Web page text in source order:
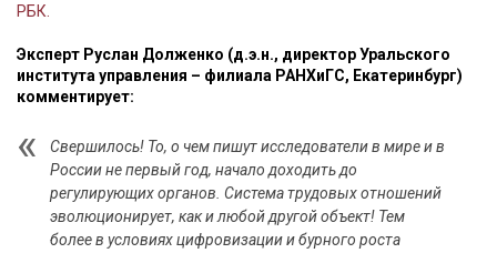
Мурзилка
РБК.
Эксперт Руслан Долженко (д.э.н., директор Уральского
института управления – филиала РАНХиГС, Екатеринбург)
комментирует:
Свершилось! То, о чем пишут исследователи в мире и в
России не первый год, начало доходить до
регулирующих органов. Система трудовых отношений
эволюционирует, как и любой другой объект! Тем
более в условиях цифровизации и бурного роста